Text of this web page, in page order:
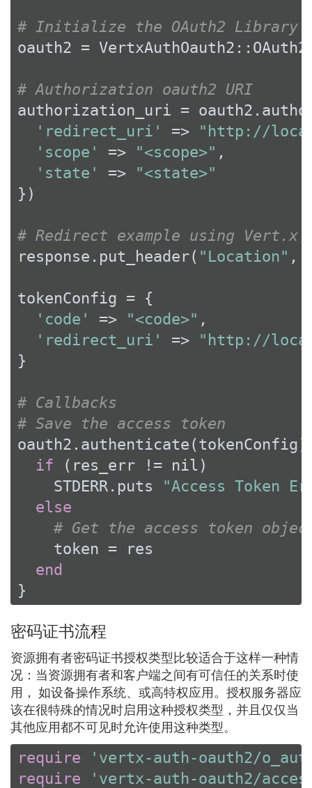
# Initialize the OAuth2 Library
oauth2 =
# Authorization oauth2 URI
authorization_uri =
'redirect_uri'
=>
"http://
'scope'
=> "<scope>" ,
'state'
=>
"<state>"
})
# Redirect example using Vert.x
response.put_header( "Location" ,
tokenConfig = {
'code'
=> "<code>" ,
'redirect_uri'
=>
"http://
}
# Callbacks
# Save the access token
if (res_err != nil )
    STDERR.puts
"Access Token
else
# Get the access token
    token = res
end
}
密码证书流程
资源拥有者密码证书授权类型比较适合于这样一种情
况：当资源拥有者和客户端之间有可信任的关系时使
用， 如设备操作系统、或高特权应用。授权服务器应
该在很特殊的情况时启用这种授权类型，并且仅仅当
其他应用都不可见时允许使用这种类型。
require
'vertx-auth-oauth2/
require
'vertx-auth-oauth2/